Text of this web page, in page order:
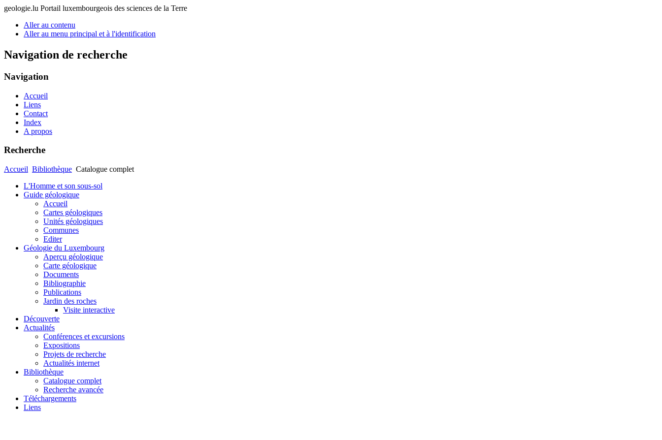
geologie.lu Portail luxembourgeois des sciences de la Terre
Aller au contenu
Aller au menu principal et à l'identification
Navigation de recherche
Navigation
Accueil
Liens
Contact
Index
A propos
Recherche
Accueil Bibliothèque Catalogue complet
L'Homme et son sous-sol
Guide géologique
Accueil
Cartes géologiques
Unités géologiques
Communes
Editer
Géologie du Luxembourg
Aperçu géologique
Carte géologique
Documents
Bibliographie
Publications
Jardin des roches
Visite interactive
Découverte
Actualités
Conférences et excursions
Expositions
Projets de recherche
Actualités internet
Bibliothèque
Catalogue complet
Recherche avancée
Téléchargements
Liens